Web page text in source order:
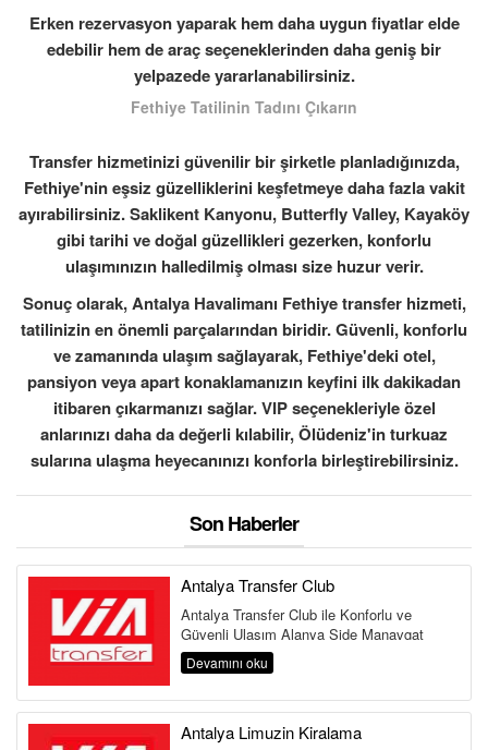
Erken rezervasyon yaparak hem daha uygun fiyatlar elde
edebilir hem de araç seçeneklerinden daha geniş bir
yelpazede yararlanabilirsiniz.
Fethiye Tatilinin Tadını Çıkarın
Transfer hizmetinizi güvenilir bir şirketle planladığınızda,
Fethiye'nin eşsiz güzelliklerini keşfetmeye daha fazla vakit
ayırabilirsiniz. Saklikent Kanyonu, Butterfly Valley, Kayaköy
gibi tarihi ve doğal güzellikleri gezerken, konforlu
ulaşımınızın halledilmiş olması size huzur verir.
Sonuç olarak, Antalya Havalimanı Fethiye transfer hizmeti,
tatilinizin en önemli parçalarından biridir. Güvenli, konforlu
ve zamanında ulaşım sağlayarak, Fethiye'deki otel,
pansiyon veya apart konaklamanızın keyfini ilk dakikadan
itibaren çıkarmanızı sağlar. VIP seçenekleriyle özel
anlarınızı daha da değerli kılabilir, Ölüdeniz'in turkuaz
sularına ulaşma heyecanınızı konforla birleştirebilirsiniz.
Son Haberler
Antalya Transfer Club
Antalya Transfer Club ile Konforlu ve
Güvenli Ulaşım Alanya Side Manavgat
Belek Kemer Kundu Lara Antalya
Havalima...
Devamını oku
Antalya Limuzin Kiralama